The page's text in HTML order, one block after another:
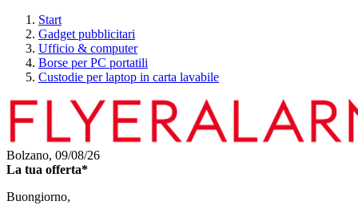
Start
Gadget pubblicitari
Ufficio & computer
Borse per PC portatili
Custodie per laptop in carta lavabile
Bolzano, 09/08/26
La tua offerta*
Buongiorno,